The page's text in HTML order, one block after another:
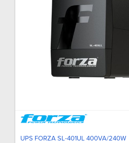
UPS FORZA SL-401UL 400VA/240W